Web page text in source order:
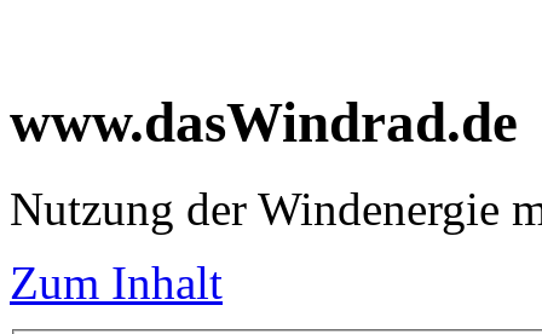
www.dasWindrad.de
Nutzung der Windenergie
Zum Inhalt